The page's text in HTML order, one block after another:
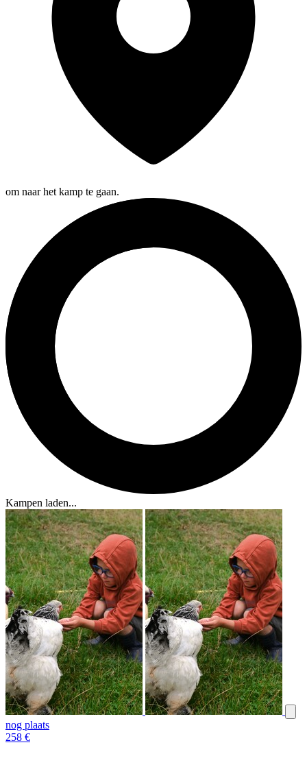
om naar het kamp te gaan.
Kampen laden...
nog plaats
258 €